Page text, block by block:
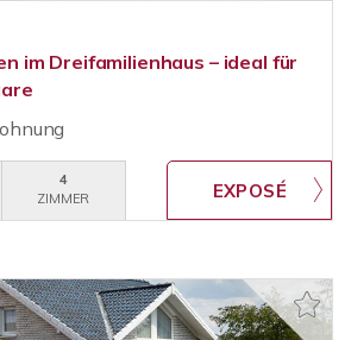
im Dreifamilienhaus – ideal für
4
ZIMMER